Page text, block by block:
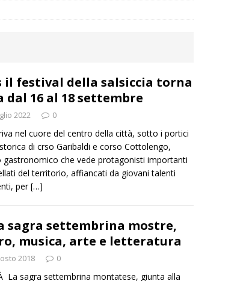
politico
ALBA
/ La ciclabile del Ponente ligure sui vecchi binari
a Monticello d’Alba: crolla un palo dell’illuminazione
piemontese / La parola della settimana è Bifa
10 agosto tornano le “Notti del vino” ALBA
il festival della salsiccia torna
dal 16 al 18 settembre
2022 0
nel cuore del centro della città, sotto i portici
storica di crso Garibaldi e corso Cottolengo,
gastronomico che vede protagonisti importanti
del territorio, affiancati da giovani talenti
per[…]
sagra settembrina mostre,
musica, arte e letteratura
2018 0
La sagra settembrina montatese, giunta alla